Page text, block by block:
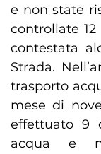
e non state
controllate
contestata
Strada.
trasporto
mese di
effettuato 9
acqua e